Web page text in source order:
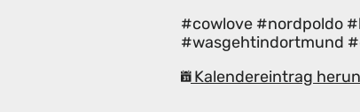
#cowlove #nordpoldo
#wasgehtindortmund
Kalendereintrag